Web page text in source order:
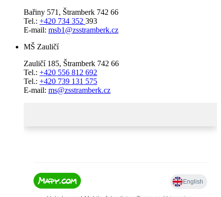
Bařiny 571, Štramberk 742 66
Tel.: +420 734 352 393
E-mail: msb1@zsstramberk.cz
MŠ Zauličí
Zauličí 185, Štramberk 742 66
Tel.: +420 556 812 692
Tel.: +420 739 131 575
E-mail: ms@zsstramberk.cz